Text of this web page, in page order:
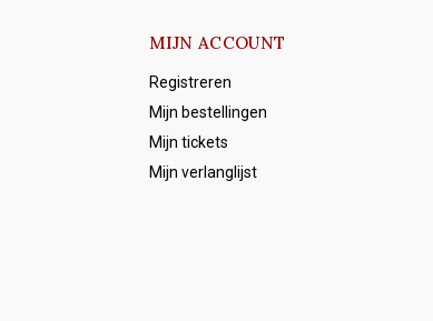
MIJN ACCOUNT
Registreren
Mijn bestellingen
Mijn tickets
Mijn verlanglijst